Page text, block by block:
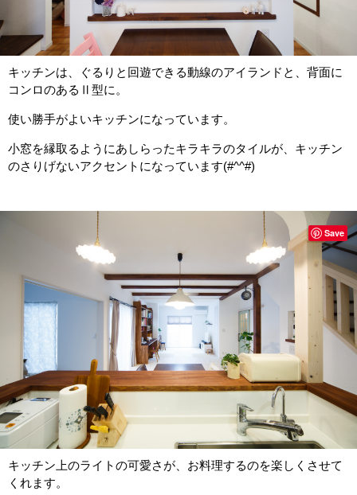
キッチンは、ぐるりと回遊できる動線のアイランドと、背面に
コンロのあるⅡ型に。
使い勝手がよいキッチンになっています。
小窓を縁取るようにあしらったキラキラのタイルが、キッチン
のさりげないアクセントになっています(#^^#)
キッチン上のライトの可愛さが、お料理するのを楽しくさせて
くれます。
Save